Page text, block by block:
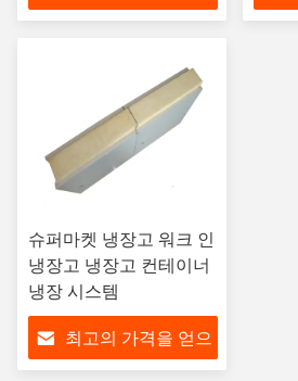
슈퍼마켓 냉장고 워크 인
냉장고 냉장고 컨테이너
냉장 시스템
최고의 가격을 얻으